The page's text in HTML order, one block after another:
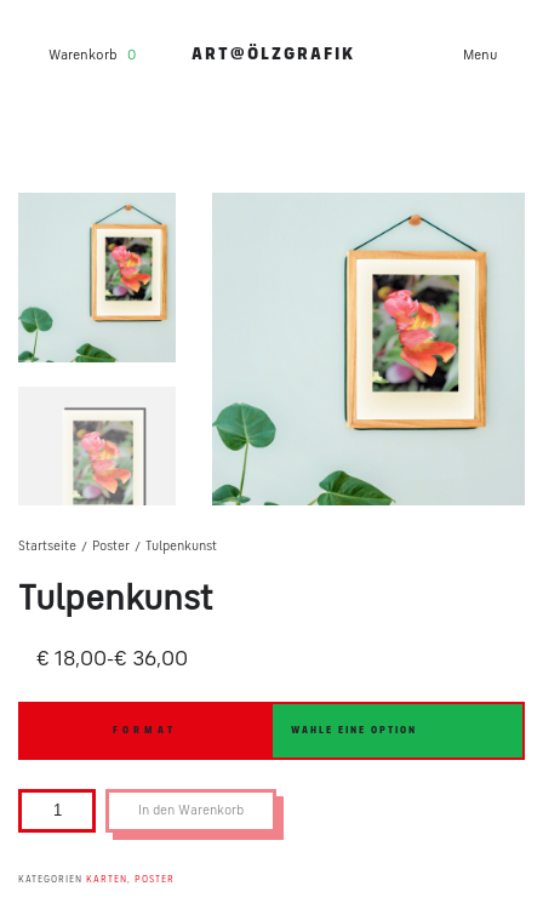
Warenkorb 0 ART@ÖLZGRAFIK Menu
Startseite / Poster / Tulpenkunst
Tulpenkunst
€ 18,00-€ 36,00
FORMAT
u
p
In den Warenkorb
KATEGORIEN KARTEN , POSTER